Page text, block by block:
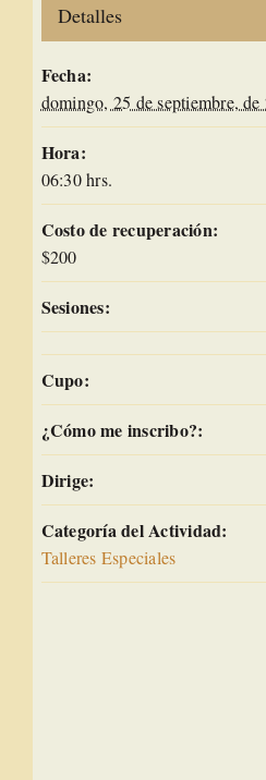
Detalles
Fecha:
domingo, 25 de septiembre, de
Hora:
06:30 hrs.
Costo de recuperación:
$200
Sesiones:
Cupo:
¿Cómo me inscribo?:
Dirige:
Categoría del Actividad:
Talleres Especiales